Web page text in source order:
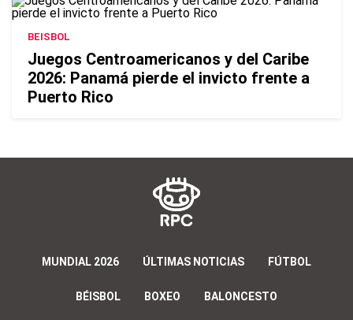
BEISBOL
Juegos Centroamericanos y del Caribe
2026: Panamá pierde el invicto frente a
Puerto Rico
MUNDIAL 2026 ÚLTIMAS NOTICIAS FÚTBOL
BÉISBOL BOXEO BALONCESTO